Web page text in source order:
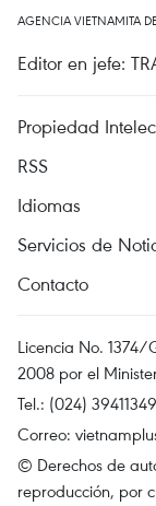
AGENCIA VIETNAMITA
Editor en jefe:
Propiedad
RSS
Idiomas
Servicios de
Contacto
Licencia No. 1374/
2008 por el
Tel.: (024)
Correo:
© Derechos de
reproducción, por